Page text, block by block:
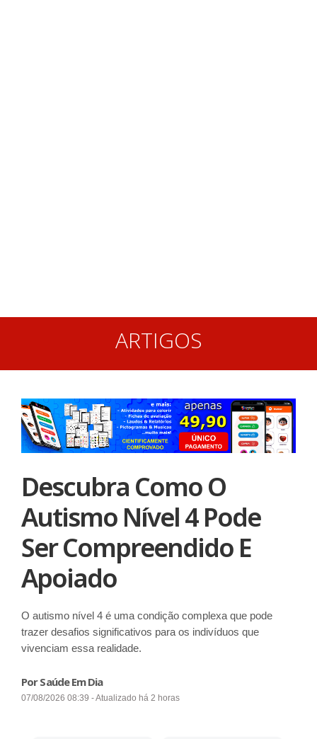
ARTIGOS
Descubra Como O
Autismo Nível 4 Pode
Ser Compreendido E
Apoiado
O autismo nível 4 é uma condição complexa que pode
trazer desafios significativos para os indivíduos que
vivenciam essa realidade.
Por Saúde Em Dia
07/08/2026 08:39 - Atualizado há 2 horas